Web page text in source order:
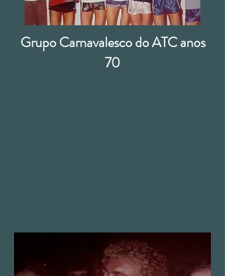
Grupo Carnavalesco do ATC anos
70